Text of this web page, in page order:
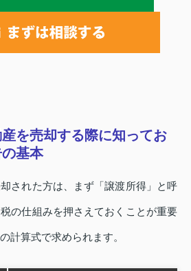
を売却する際に知ってお
基本
された方は、まず「譲渡所得」と呼
の仕組みを押さえておくことが重要
計算式で求められます。